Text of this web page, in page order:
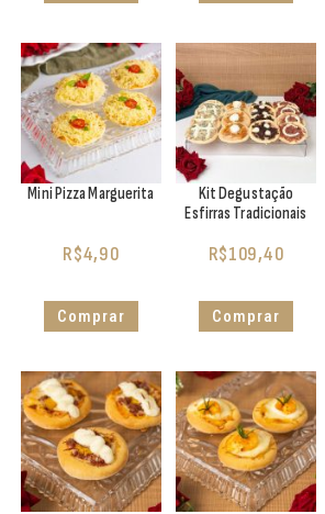
Mini Pizza Marguerita
R$4,90
Comprar
Kit Degustação
Esfirras Tradicionais
R$109,40
Comprar